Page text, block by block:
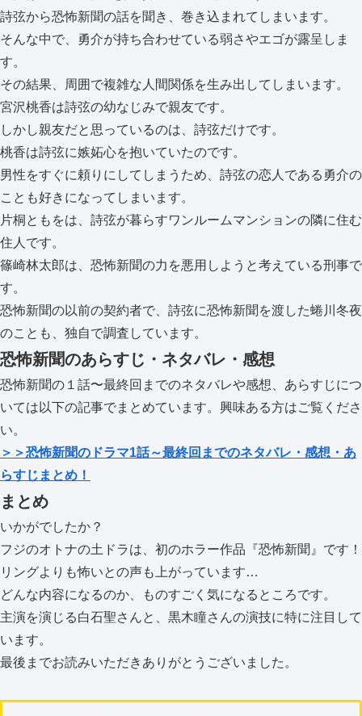
詩弦から恐怖新聞の話を聞き、巻き込まれてしまいます。
そんな中で、勇介が持ち合わせている弱さやエゴが露呈しま
す。
その結果、周囲で複雑な人間関係を生み出してしまいます。
宮沢桃香は詩弦の幼なじみで親友です。
しかし親友だと思っているのは、詩弦だけです。
桃香は詩弦に嫉妬心を抱いていたのです。
男性をすぐに頼りにしてしまうため、詩弦の恋人である勇介の
ことも好きになってしまいます。
片桐ともをは、詩弦が暮らすワンルームマンションの隣に住む
住人です。
篠崎林太郎は、恐怖新聞の力を悪用しようと考えている刑事で
す。
恐怖新聞の以前の契約者で、詩弦に恐怖新聞を渡した蜷川冬夜
のことも、独自で調査しています。
恐怖新聞のあらすじ・ネタバレ・感想
恐怖新聞の１話〜最終回までのネタバレや感想、あらすじにつ
いては以下の記事でまとめています。興味ある方はご覧くださ
い。
＞＞恐怖新聞のドラマ1話～最終回までのネタバレ・感想・あ
らすじまとめ！
まとめ
いかがでしたか？
フジのオトナの土ドラは、初のホラー作品『恐怖新聞』です！
リングよりも怖いとの声も上がっています…
どんな内容になるのか、ものすごく気になるところです。
主演を演じる白石聖さんと、黒木瞳さんの演技に特に注目して
います。
最後までお読みいただきありがとうございました。